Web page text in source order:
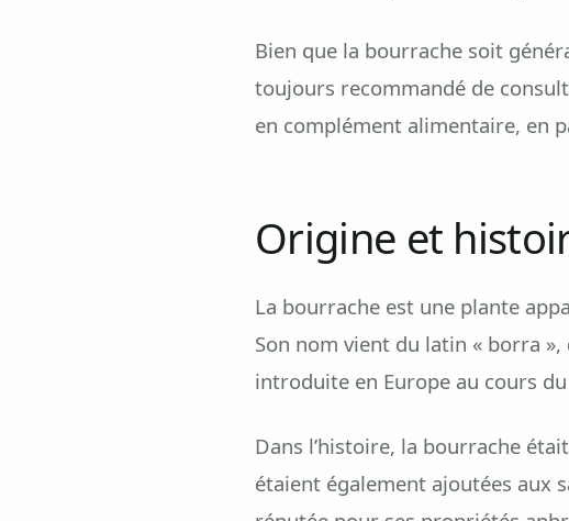
Bien que la bourrache soit
toujours recommandé de
en complément alimentaire, en
Origine et
La bourrache est une plante
Son nom vient du latin « borra
introduite en Europe au cours
Dans l’histoire, la bourrache
étaient également ajoutées aux